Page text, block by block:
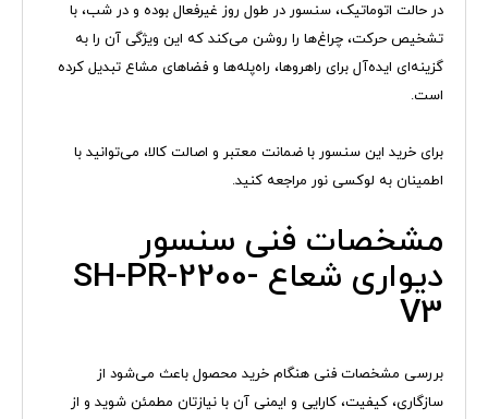
در حالت اتوماتیک، سنسور در طول روز غیرفعال بوده و در شب، با
تشخیص حرکت، چراغ‌ها را روشن می‌کند که این ویژگی آن را به
گزینه‌ای ایده‌آل برای راهروها، راه‌پله‌ها و فضاهای مشاع تبدیل کرده
است.
برای خرید این سنسور با ضمانت معتبر و اصالت کالا، می‌توانید با
اطمینان به لوکسی نور مراجعه کنید.
مشخصات فنی سنسور
دیواری شعاع SH-PR-2200-
V3
بررسی مشخصات فنی هنگام خرید محصول باعث می‌شود از
سازگاری، کیفیت، کارایی و ایمنی آن با نیازتان مطمئن شوید و از